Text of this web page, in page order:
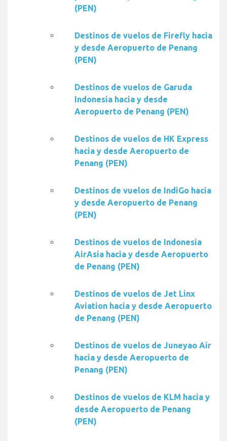
(PEN)
Destinos de vuelos de Firefly hacia
y desde Aeropuerto de Penang
(PEN)
Destinos de vuelos de Garuda
Indonesia hacia y desde
Aeropuerto de Penang (PEN)
Destinos de vuelos de HK Express
hacia y desde Aeropuerto de
Penang (PEN)
Destinos de vuelos de IndiGo hacia
y desde Aeropuerto de Penang
(PEN)
Destinos de vuelos de Indonesia
AirAsia hacia y desde Aeropuerto
de Penang (PEN)
Destinos de vuelos de Jet Linx
Aviation hacia y desde Aeropuerto
de Penang (PEN)
Destinos de vuelos de Juneyao Air
hacia y desde Aeropuerto de
Penang (PEN)
Destinos de vuelos de KLM hacia y
desde Aeropuerto de Penang
(PEN)